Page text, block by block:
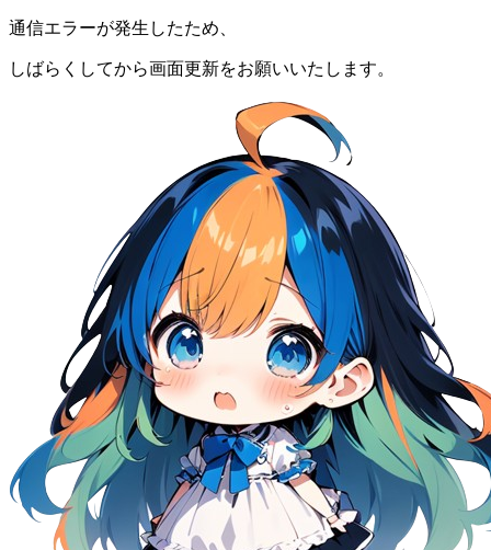
通信エラーが発生したため、
しばらくしてから画面更新をお願いいたします。